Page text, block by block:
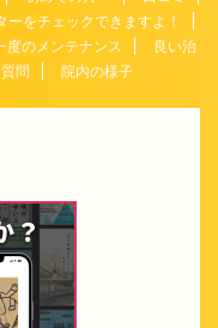
をチェックできますよ！
度のメンテナンス
良い治
問 院内の様子